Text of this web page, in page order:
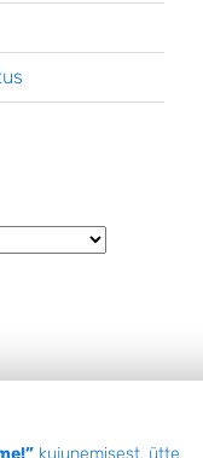
kujunemisest, ütte